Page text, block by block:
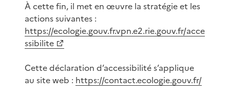
À cette fin, il met en œuvre la stratégie et les
actions suivantes :
https://ecologie.gouv.fr.vpn.e2.rie.gouv.fr/acce
ssibilite
Cette déclaration d’accessibilité s’applique
au site web : https://contact.ecologie.gouv.fr/